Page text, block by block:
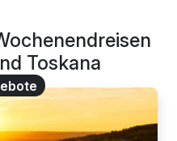
Toskana